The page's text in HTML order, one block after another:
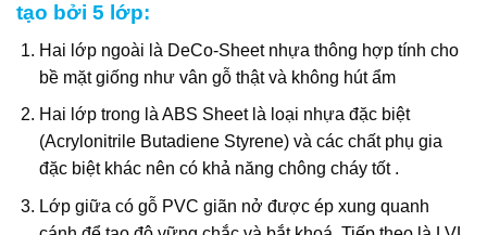
tạo bởi 5 lớp:
Hai lớp ngoài là DeCo-Sheet nhựa thông hợp tính cho
bề mặt giống như vân gỗ thật và không hút ẩm
Hai lớp trong là ABS Sheet là loại nhựa đặc biệt
(Acrylonitrile Butadiene Styrene) và các chất phụ gia
đặc biệt khác nên có khả năng chông cháy tốt .
Lớp giữa có gỗ PVC giãn nở được ép xung quanh